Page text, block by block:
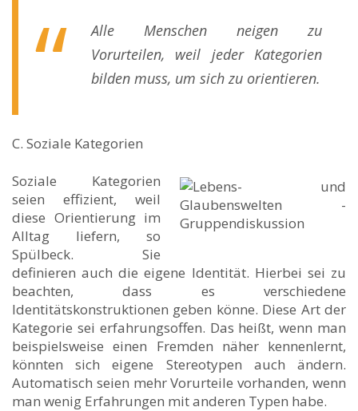
Alle Menschen neigen zu
Vorurteilen, weil jeder Kategorien
bilden muss, um sich zu orientieren.
C. Soziale Kategorien
Soziale Kategorien
seien effizient, weil
diese Orientierung im
Alltag liefern, so
Spülbeck. Sie
definieren auch die eigene Identität. Hierbei sei zu
beachten, dass es verschiedene
Identitätskonstruktionen geben könne. Diese Art der
Kategorie sei erfahrungsoffen. Das heißt, wenn man
beispielsweise einen Fremden näher kennenlernt,
könnten sich eigene Stereotypen auch ändern.
Automatisch seien mehr Vorurteile vorhanden, wenn
man wenig Erfahrungen mit anderen Typen habe.